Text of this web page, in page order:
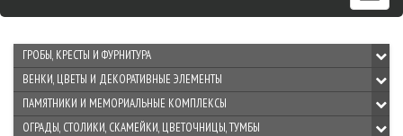
ГРОБЫ, КРЕСТЫ И ФУРНИТУРА
ВЕНКИ, ЦВЕТЫ И ДЕКОРАТИВНЫЕ ЭЛЕМЕНТЫ
ПАМЯТНИКИ И МЕМОРИАЛЬНЫЕ КОМПЛЕКСЫ
ОГРАДЫ, СТОЛИКИ, СКАМЕЙКИ, ЦВЕТОЧНИЦЫ, ТУМБЫ